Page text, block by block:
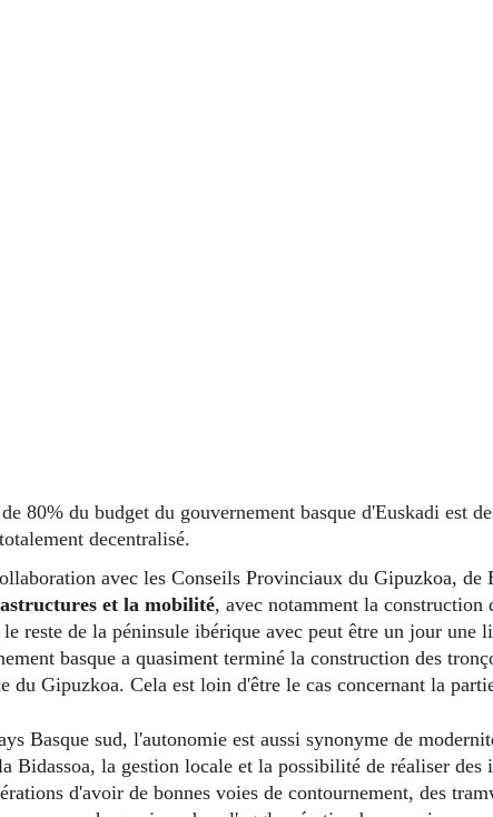
decentralisé.
collaboration avec les Conseils Provinciaux du
et la mobilité, avec notamment la
reste de la péninsule ibérique avec peut être un jour
basque a quasiment terminé la construction des
du Gipuzkoa. Cela est loin d'être le cas concernant la
Bidassoa, la gestion locale et la possibilité de réaliser des
d'avoir de bonnes voies de contournement, des